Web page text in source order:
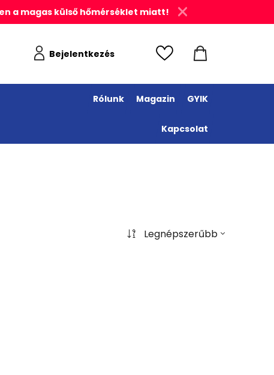
a magas külső hőmérséklet miatt!
Bejelentkezés
Rólunk Magazin GYIK
Kapcsolat
Legnépszerűbb